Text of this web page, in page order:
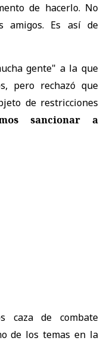
de hacerlo. No
amigos. Es así de
gente" a la que
pero rechazó que
de restricciones
sancionar a
caza de combate
de los temas en la